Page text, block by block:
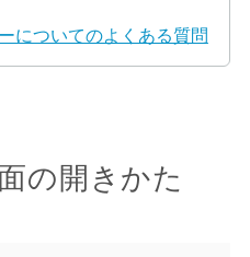
についてのよくある質問
の開きかた